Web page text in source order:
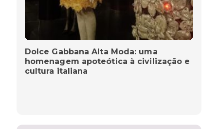
Dolce Gabbana Alta Moda: uma
homenagem apoteótica à civilização e
cultura italiana